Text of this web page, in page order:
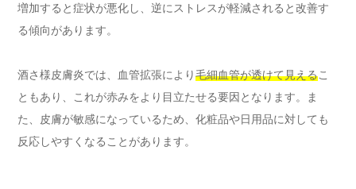
増加すると症状が悪化し、逆にストレスが軽減されると改善す
る傾向があります。
酒さ様皮膚炎では、血管拡張により毛細血管が透けて見えるこ
ともあり、これが赤みをより目立たせる要因となります。ま
た、皮膚が敏感になっているため、化粧品や日用品に対しても
反応しやすくなることがあります。